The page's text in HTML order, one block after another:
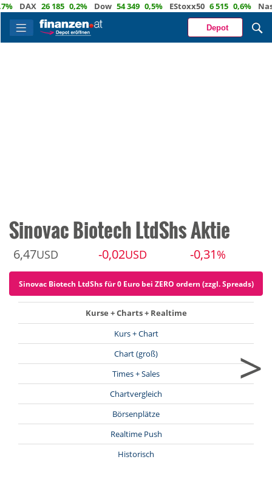
DAX 26 185 0,2% Dow 54 349 0,5% EStoxx50 6 515 0,6% Nasdaq
Depot
Sinovac Biotech LtdShs Aktie
6,47USD -0,02USD -0,31 %
Sinovac Biotech LtdShs für 0 Euro bei ZERO ordern (zzgl. Spreads)
Kurse + Charts + Realtime
Kurs + Chart
Chart (groß)
Times + Sales
Chartvergleich
Börsenplätze
Realtime Push
Historisch
>